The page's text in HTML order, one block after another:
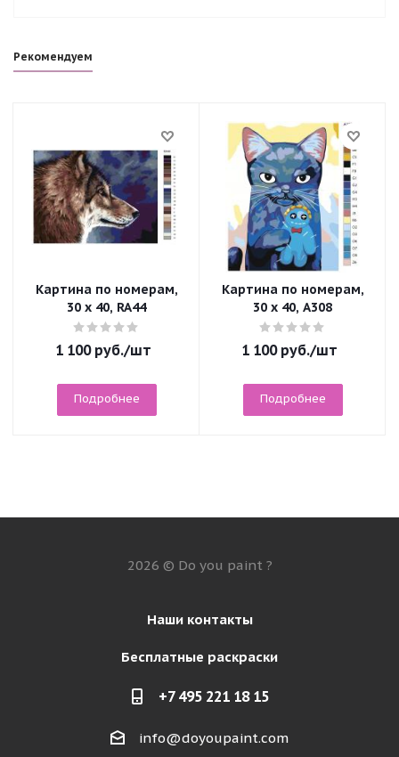
Рекомендуем
Картина по номерам,
30 x 40, RA44
1 100руб./шт
Подробнее
Картина по номерам,
30 x 40, A308
1 100руб./шт
Подробнее
2026 © Do you paint ?
Наши контакты
Бесплатные раскраски
+7 495 221 18 15
info@doyoupaint.com